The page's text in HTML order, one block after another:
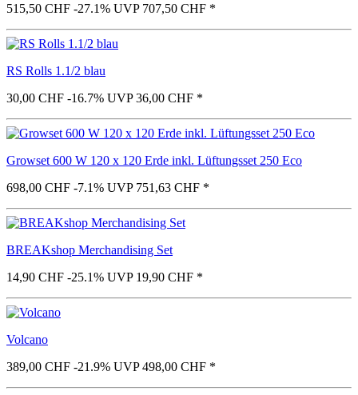
515,50 CHF -27.1% UVP 707,50 CHF *
RS Rolls 1.1/2 blau
30,00 CHF -16.7% UVP 36,00 CHF *
Growset 600 W 120 x 120 Erde inkl. Lüftungsset 250 Eco
698,00 CHF -7.1% UVP 751,63 CHF *
BREAKshop Merchandising Set
14,90 CHF -25.1% UVP 19,90 CHF *
Volcano
389,00 CHF -21.9% UVP 498,00 CHF *